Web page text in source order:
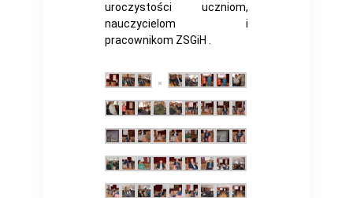
uroczystości uczniom,
nauczycielom i
pracownikom ZSGiH .